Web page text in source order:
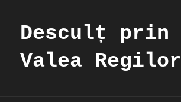
Desculț prin
Valea Regilor